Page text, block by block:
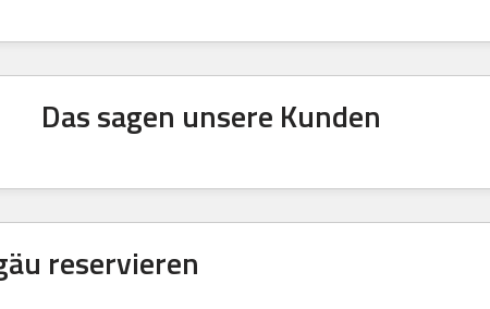
Das sagen unsere Kunden
reservieren